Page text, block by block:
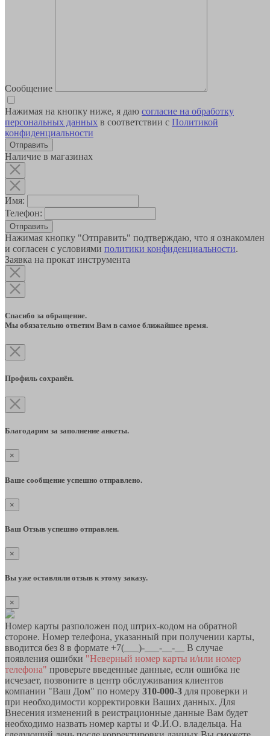
Сообщение
Нажимая на кнопку ниже, я даю согласие на обработку
персональных данных в соответствии с Политикой
конфиденциальности
Наличие в магазинах
Имя:
Телефон:
Отправить
Нажимая кнопку "Отправить" подтверждаю, что я ознакомлен
и согласен с условиями политики конфиденциальности.
Заявка на прокат инструмента
Спасибо за обращение.
Мы обязательно ответим Вам в самое ближайшее время.
Профиль сохранён.
Благодарим за заполнение анкеты.
×
Ваше сообщение успешно отправлено.
×
Ваш Отзыв успешно отправлен.
×
Вы уже оставляли отзыв к этому заказу.
×
Номер карты разположен под штрих-кодом на обратной
стороне. Номер телефона, указанный при получении карты,
вводится без 8 в формате +7(___)-___-__-__ В случае
появления ошибки "Неверный номер карты и/или номер
телефона" проверьте введенные данные, если ошибка не
исчезает, позвоните в центр обслуживания клиентов
компании "Ваш Дом" по номеру 310-000-3 для проверки и
при необходимости корректировки Ваших данных. Для
Внесения изменений в реистрационные данные Вам будет
необходимо назвать номер карты и Ф.И.О. владельца. На